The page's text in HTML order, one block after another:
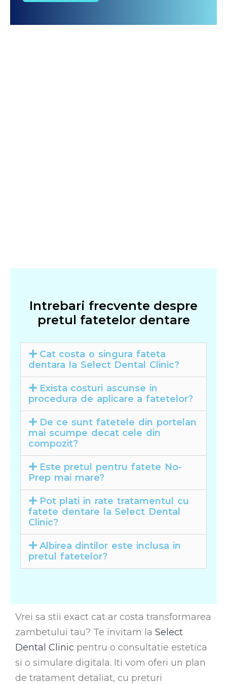
Intrebari frecvente despre
pretul fatetelor dentare
Cat costa o singura fateta
dentara la Select Dental Clinic?
Exista costuri ascunse in
procedura de aplicare a fatetelor?
De ce sunt fatetele din portelan
mai scumpe decat cele din
compozit?
Este pretul pentru fatete No-
Prep mai mare?
Pot plati in rate tratamentul cu
fatete dentare la Select Dental
Clinic?
Albirea dintilor este inclusa in
pretul fatetelor?
Vrei sa stii exact cat ar costa transformarea
zambetului tau? Te invitam la Select
Dental Clinic pentru o consultatie estetica
si o simulare digitala. Iti vom oferi un plan
de tratament detaliat, cu preturi